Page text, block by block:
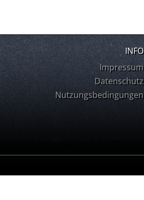
INFO
Impressum
Datenschutz
Nutzungsbedingungen